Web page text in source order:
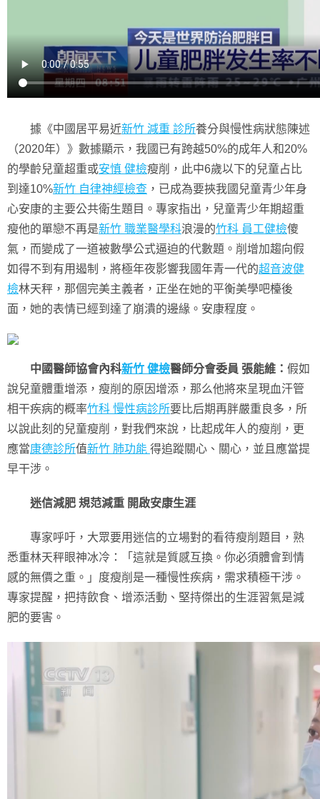
據《中國居平易近新竹 減重 診所養分與慢性病狀態陳述
（2020年）》數據顯示，我國已有跨越50%的成年人和20%
的學齡兒童超重或安慎 健檢瘦削，此中6歲以下的兒童占比
到達10%新竹 自律神經檢查 ，已成為要挾我國兒童青少年身
心安康的主要公共衛生題目。專家指出，兒童青少年期超重
瘦他的單戀不再是新竹 職業醫學科浪漫的竹科 員工健檢傻
氣，而變成了一道被數學公式逼迫的代數題。削增加趨向假
如得不到有用遏制，將極年夜影響我國年青一代的超音波健
檢林天秤，那個完美主義者，正坐在她的平衡美學吧檯後
面，她的表情已經到達了崩潰的邊緣。安康程度。
中國醫師協會內科新竹 健檢醫師分會委員 張能維： 假如
說兒童體重增添，瘦削的原因增添，那么他將來呈現血汗管
相干疾病的概率竹科 慢性病診所要比后期再胖嚴重良多，所
以說此刻的兒童瘦削，對我們來說，比起成年人的瘦削，更
應當康德診所值新竹 肺功能 得追蹤關心、關心，並且應當提
早干涉。
迷信減肥 規范減重 開啟安康生涯
專家呼吁，大眾要用迷信的立場對的看待瘦削題目，熟
悉重林天秤眼神冰冷：「這就是質感互換。你必須體會到情
感的無價之重。」度瘦削是一種慢性疾病，需求積極干涉。
專家提醒，把持飲食、增添活動、堅持傑出的生涯習氣是減
肥的要害。